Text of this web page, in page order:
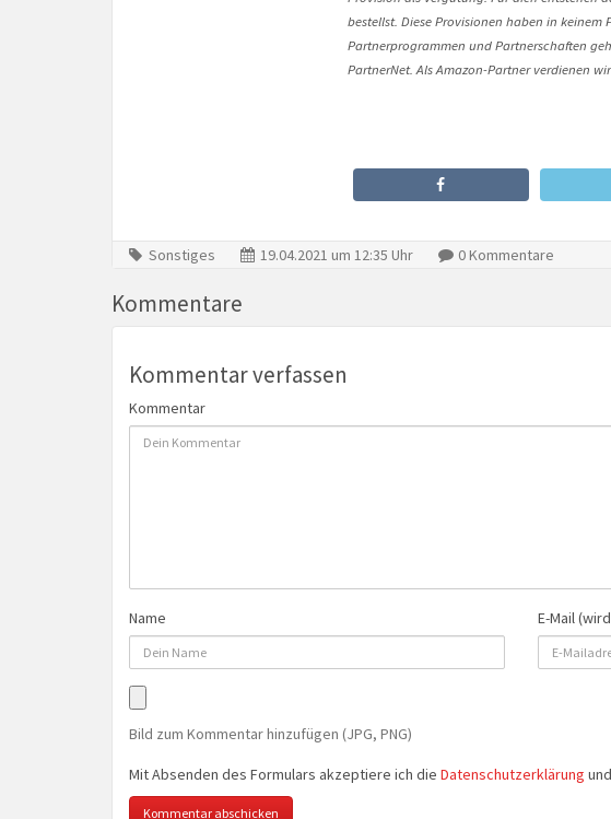
bestellst. Diese Provisionen haben in
Partnerprogrammen und Partnerschaften
PartnerNet. Als Amazon-Partner verdienen
Sonstiges 19.04.2021 um 12:35 Uhr 0 Kommentare
Kommentare
Kommentar verfassen
Kommentar
Name E-Mail
Bild zum Kommentar hinzufügen (JPG, PNG)
Mit Absenden des Formulars akzeptiere ich die Datenschutzerklärung